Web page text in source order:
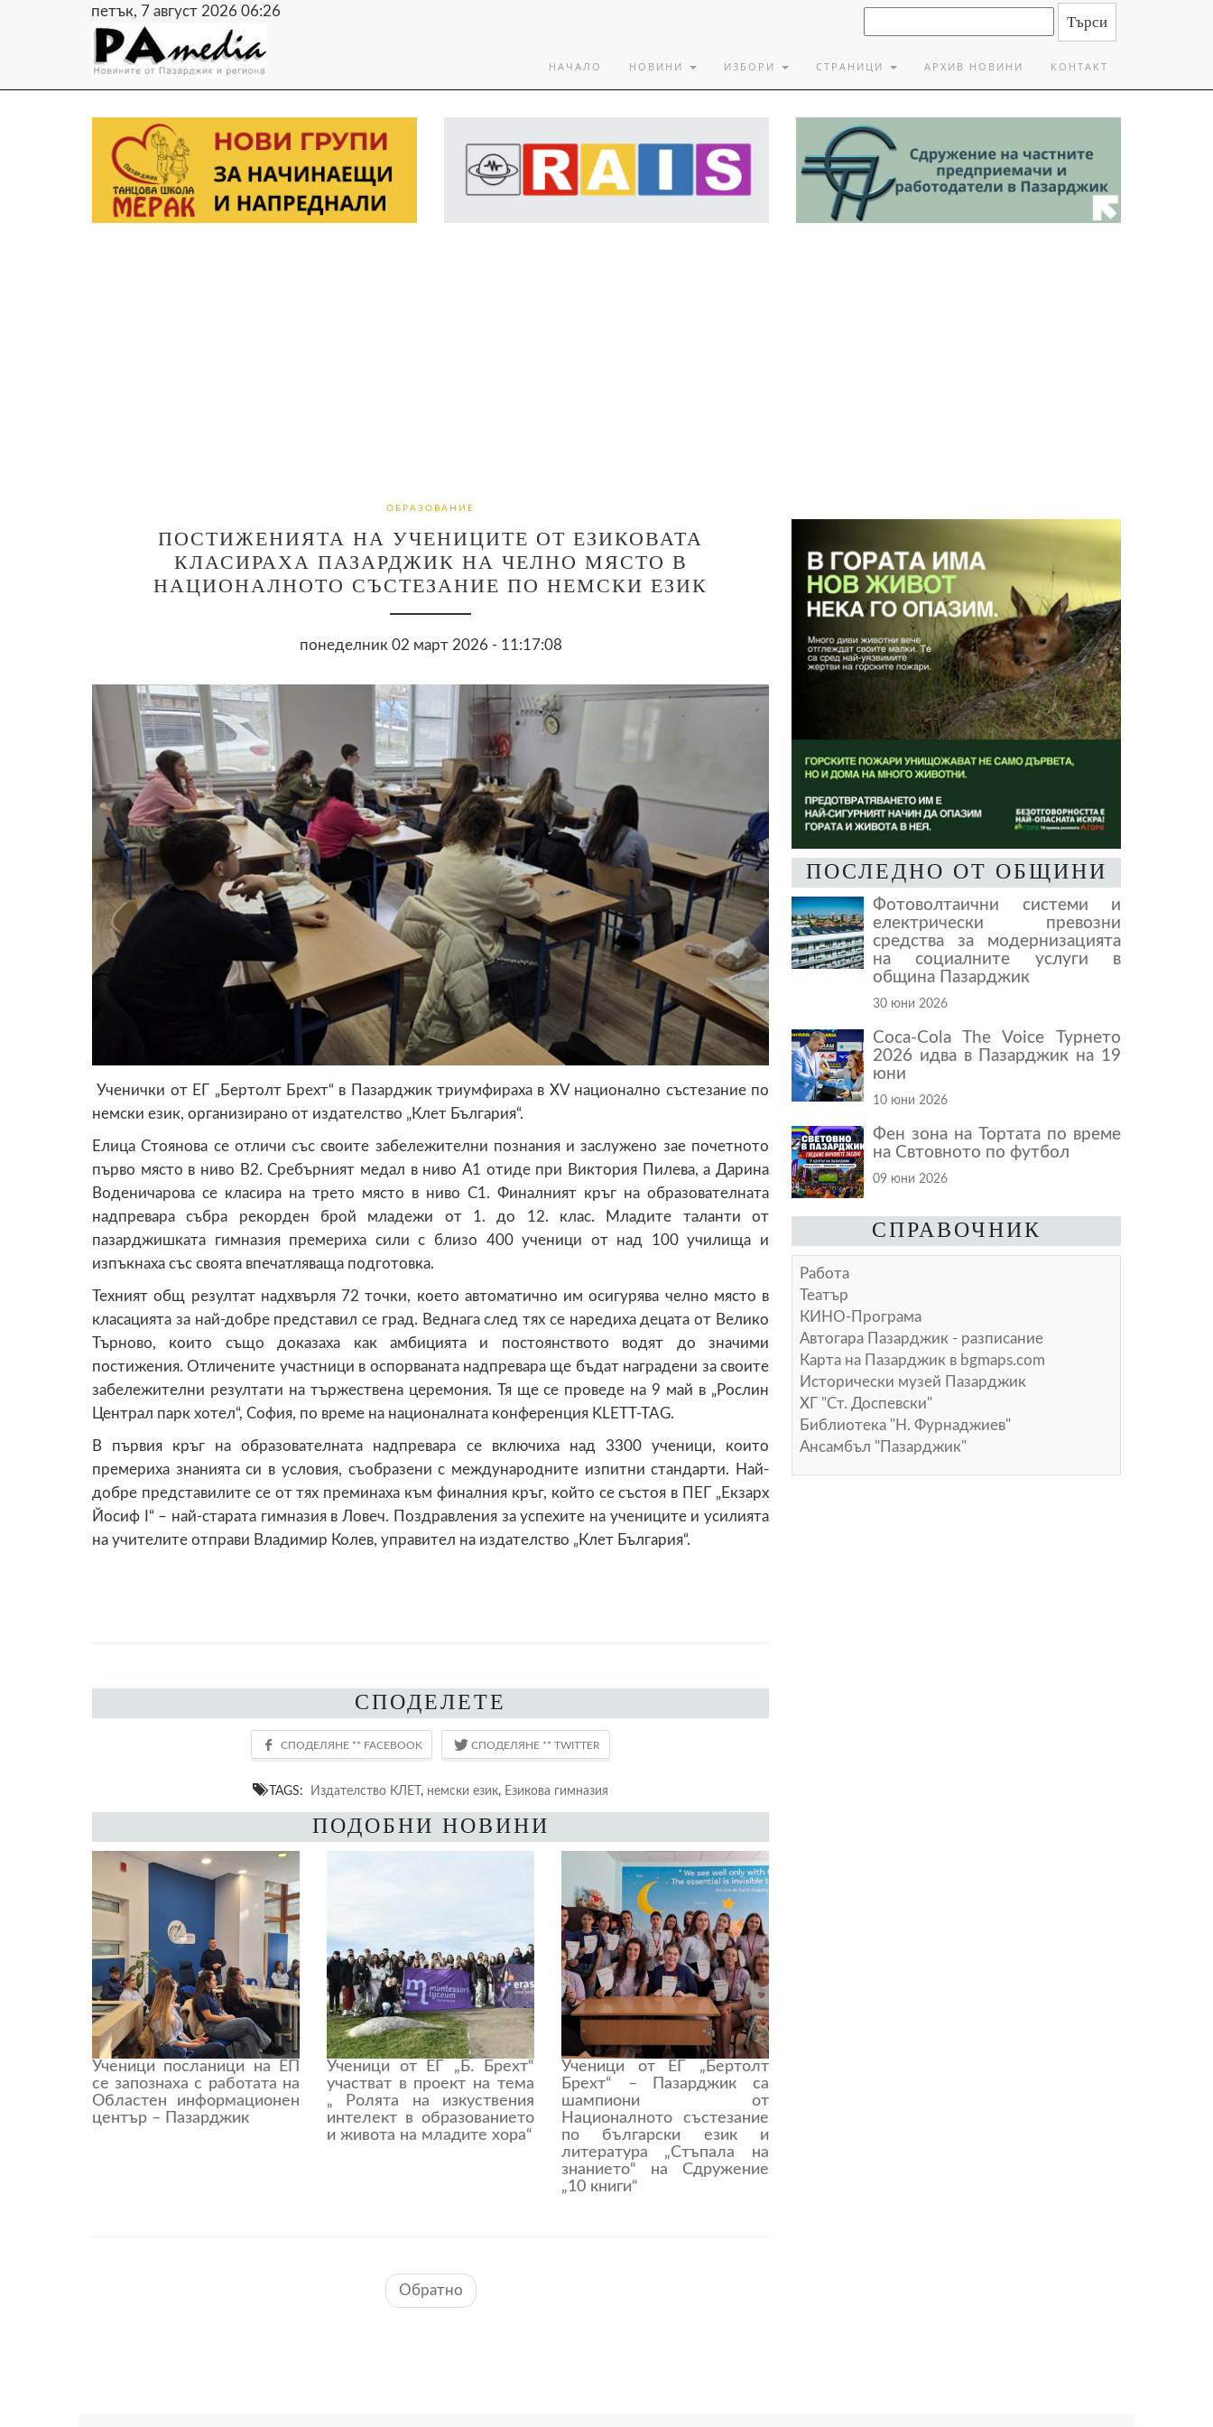
петък, 7 август 2026 06:26
НАЧАЛО НОВИНИ ИЗБОРИ СТРАНИЦИ АРХИВ НОВИНИ КОНТАКТ
ОБРАЗОВАНИЕ
ПОСТИЖЕНИЯТА НА УЧЕНИЦИТЕ ОТ ЕЗИКОВАТА
КЛАСИРАХА ПАЗАРДЖИК НА ЧЕЛНО МЯСТО В
НАЦИОНАЛНОТО СЪСТЕЗАНИЕ ПО НЕМСКИ ЕЗИК
понеделник 02 март 2026 - 11:17:08
Ученички от ЕГ „Бертолт Брехт“ в Пазарджик триумфираха в XV национално състезание по
немски език, организирано от издателство „Клет България“.
Елица Стоянова се отличи със своите забележителни познания и заслужено зае почетното
първо място в ниво B2. Сребърният медал в ниво А1 отиде при Виктория Пилева, а Дарина
Воденичарова се класира на трето място в ниво C1. Финалният кръг на образователната
надпревара събра рекорден брой младежи от 1. до 12. клас. Младите таланти от
пазарджишката гимназия премериха сили с близо 400 ученици от над 100 училища и
изпъкнаха със своята впечатляваща подготовка.
Техният общ резултат надхвърля 72 точки, което автоматично им осигурява челно място в
класацията за най-добре представил се град. Веднага след тях се наредиха децата от Велико
Търново, които също доказаха как амбицията и постоянството водят до значими
постижения. Отличените участници в оспорваната надпревара ще бъдат наградени за своите
забележителни резултати на тържествена церемония. Тя ще се проведе на 9 май в „Рослин
Централ парк хотел“, София, по време на националната конференция KLETT-TAG.
В първия кръг на образователната надпревара се включиха над 3300 ученици, които
премериха знанията си в условия, съобразени с международните изпитни стандарти. Най-
добре представилите се от тях преминаха към финалния кръг, който се състоя в ПЕГ „Екзарх
Йосиф I“ – най-старата гимназия в Ловеч. Поздравления за успехите на учениците и усилията
на учителите отправи Владимир Колев, управител на издателство „Клет България“.
СПОДЕЛЕТЕ
TAGS: Издателство КЛЕТ, немски език, Езикова гимназия
ПОДОБНИ НОВИНИ
Ученици посланици на ЕП
се запознаха с работата на
Областен информационен
център – Пазарджик
Ученици от ЕГ „Б. Брехт“
участват в проект на тема
„ Ролята на изкуствения
интелект в образованието
и живота на младите хора“
Ученици от ЕГ „Бертолт
Брехт“ – Пазарджик са
шампиони от
Националното състезание
по български език и
литература „Стъпала на
знанието“ на Сдружение
„10 книги“
Обратно
ПОСЛЕДНО ОТ ОБЩИНИ
Фотоволтаични системи и
електрически превозни
средства за модернизацията
на социалните услуги в
община Пазарджик
30 юни 2026
Coca-Cola The Voice Турнето
2026 идва в Пазарджик на 19
юни
10 юни 2026
Фен зона на Тортата по време
на Свтовното по футбол
09 юни 2026
СПРАВОЧНИК
Работа
Театър
КИНО-Програма
Автогара Пазарджик - разписание
Карта на Пазарджик в bgmaps.com
Исторически музей Пазарджик
ХГ "Ст. Доспевски"
Библиотека "Н. Фурнаджиев"
Ансамбъл "Пазарджик"